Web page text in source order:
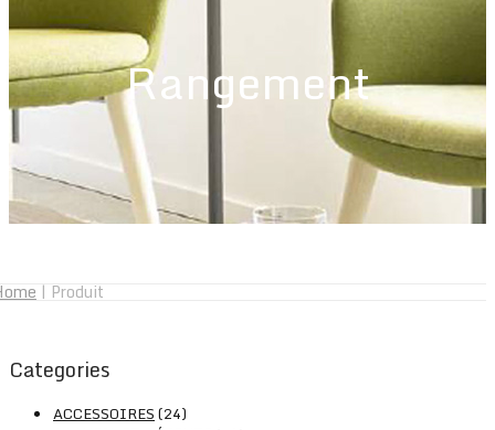
Rangement
| Produit
Categories
ACCESSOIRES(24)